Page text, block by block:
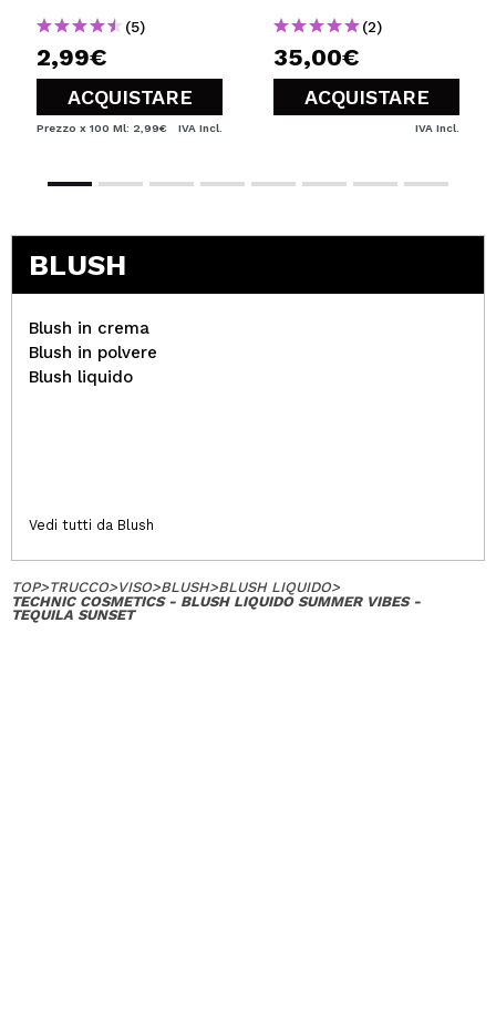
(5)
2,99€
ACQUISTARE
Prezzo x 100 Ml: 2,99€ IVA Incl.
(2)
35,00€
ACQUISTARE
IVA Incl.
BLUSH
Blush in crema
Blush in polvere
Blush liquido
Vedi tutti da Blush
TOP>TRUCCO>VISO>BLUSH>BLUSH LIQUIDO>
TECHNIC COSMETICS - BLUSH LIQUIDO SUMMER VIBES -
TEQUILA SUNSET